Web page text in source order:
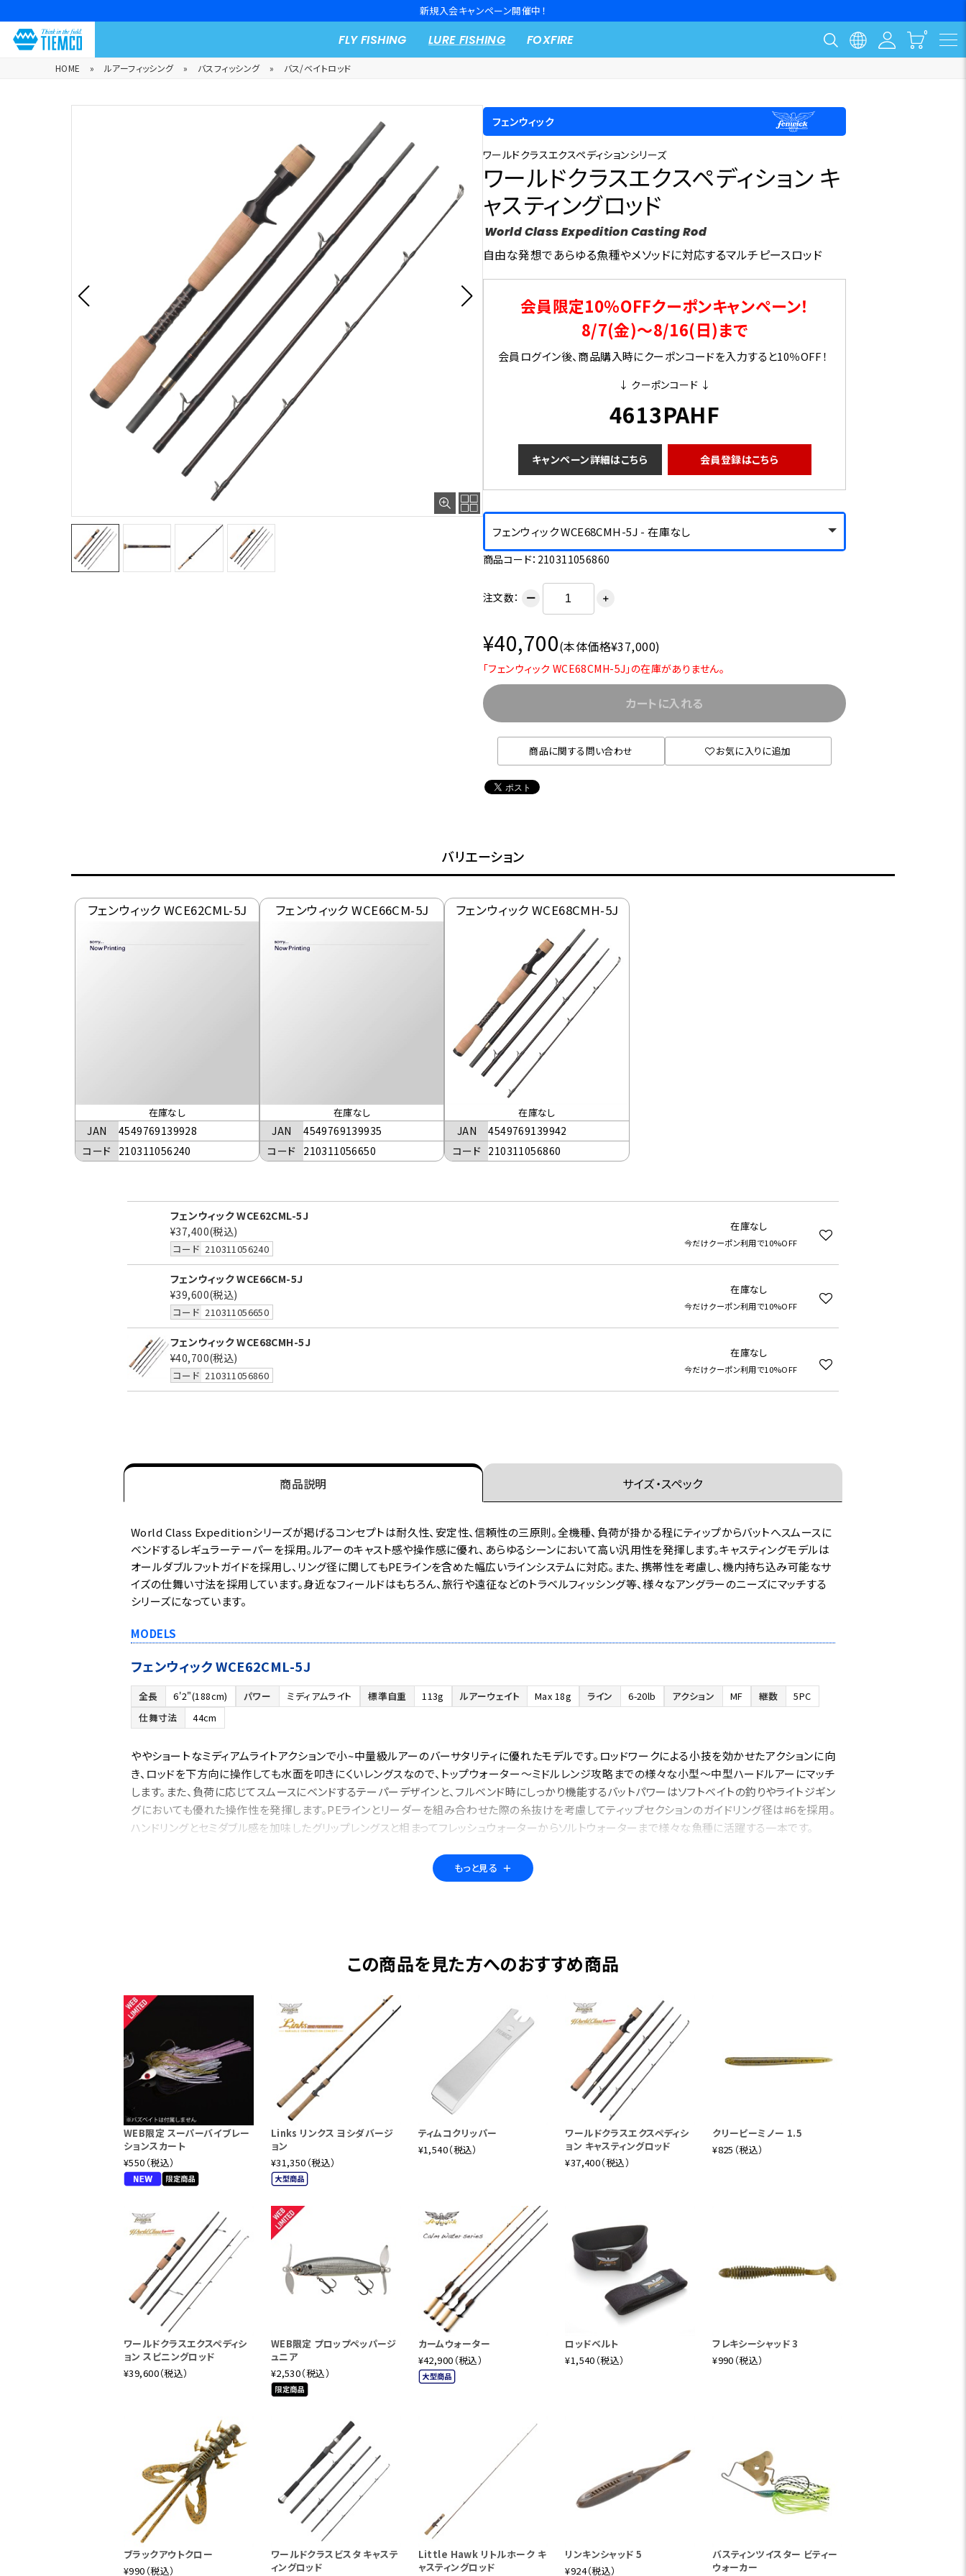
新規入会キャンペーン開催中！
FLY FISHING LURE FISHING FOXFIRE
HOME » ルアーフィッシング » バスフィッシング » バス/ベイトロッド
フェンウィック
ワールドクラスエクスペディションシリーズ
ワールドクラスエクスペディション キ
ャスティングロッド
World Class Expedition Casting Rod
自由な発想であらゆる魚種やメソッドに対応するマルチピースロッド
会員限定10％OFFクーポンキャンペーン！
8/7(金)～8/16(日)まで
会員ログイン後、商品購入時にクーポンコードを入力すると10％OFF！
↓ クーポンコード ↓
4613PAHF
キャンペーン詳細はこちら 会員登録はこちら
フェンウィック WCE68CMH-5J - 在庫なし
商品コード：210311056860
注文数： ー ＋
¥40,700(本体価格¥37,000)
「フェンウィック WCE68CMH-5J」の在庫がありません。
カートに入れる
商品に関する問い合わせ お気に入りに追加
バリエーション
フェンウィック WCE62CML-5J
在庫なし
JAN
4549769139928
コード 210311056240
フェンウィック WCE66CM-5J
在庫なし
JAN
4549769139935
コード 210311056650
フェンウィック WCE68CMH-5J
在庫なし
JAN
4549769139942
コード 210311056860
フェンウィック WCE62CML-5J
¥37,400(税込)
コード 210311056240
在庫なし
今だけクーポン利用で10%OFF
フェンウィック WCE66CM-5J
¥39,600(税込)
コード 210311056650
在庫なし
今だけクーポン利用で10%OFF
フェンウィック WCE68CMH-5J
¥40,700(税込)
コード 210311056860
在庫なし
今だけクーポン利用で10%OFF
商品説明 サイズ・スペック
World Class Expeditionシリーズが掲げるコンセプトは耐久性、安定性、信頼性の三原則。全機種、負荷が掛かる程にティップからバットへスムースに
ベンドするレギュラーテーパーを採用。ルアーのキャスト感や操作感に優れ、あらゆるシーンにおいて高い汎用性を発揮します。キャスティングモデルは
オールダブルフットガイドを採用し、リング径に関してもPEラインを含めた幅広いラインシステムに対応。また、携帯性を考慮し、機内持ち込み可能なサ
イズの仕舞い寸法を採用しています。身近なフィールドはもちろん、旅行や遠征などのトラベルフィッシング等、様々なアングラーのニーズにマッチする
シリーズになっています。
MODELS
フェンウィック WCE62CML-5J
全長 6'2"(188cm) パワー ミディアムライト 標準自重 113g ルアーウェイト Max 18g ライン 6-20lb アクション MF 継数
5PC
仕舞寸法
44cm
ややショートなミディアムライトアクションで小~中量級ルアーのバーサタリティに優れたモデルです。ロッドワークによる小技を効かせたアクションに向
き、ロッドを下方向に操作しても水面を叩きにくいレングスなので、トップウォーター～ミドルレンジ攻略までの様々な小型～中型ハードルアーにマッチ
します。また、負荷に応じてスムースにベンドするテーパーデザインと、フルベンド時にしっかり機能するバットパワーはソフトベイトの釣りやライトジギン
グにおいても優れた操作性を発揮します。PEラインとリーダーを組み合わせた際の糸抜けを考慮してティップセクションのガイドリング径は#6を採用。
ハンドリングとセミダブル感を加味したグリップレングスと相まってフレッシュウォーターからソルトウォーターまで様々な魚種に活躍する一本です。
Fenwickルアーロッドの伝統的なナンバーとして、最も汎用性が高く、センターに位置するレングスとパワーを持つモデルです。中型ハードルアーからソ
がりの頂点がスムースにバットに移行するテーパーデザインと相まって、背負えるルアーウェイトのキャパシティが広く、様々なシチュエーションに適合す
る実力を持ちます。ティップセクションのガイド径には#7を採用し、あらゆるラインシステムに対応。バス、中～大型トラウト、ナマズといったフレッシュウ
ォーターのゲームフィッシュもちろん、シーバスやロックフィッシュなどのソルトウォーターゲーム、海外のゲームフィッシングにも高い適合力をみせま
す。
フェンウィック WCE68CMH-5J
全長 6'8"(203cm) 139g ルアーウェイト Max 57g ライン 10-30lb アクション MF
仕舞寸法
中～重量級ルアーや、カバーゲームに幅広く適合するミディアムヘビーアクションモデルです。1.5oz前後のビッグベイト、ディープダイバーやアラバマリ
グの様な引き抵抗が大きなルアー、3/8～1.5oz前後のシンカーを用いたテキサスリグやラバージグ、メタルジグまで、様々なルアーやシチュエーション
にマッチするバーサタリティを持ちます。フレッシュウォーターはもちろん、ソルトウォーター、海外の大型魚まで多彩なゲームに対応するパワーとマルチ
ピースであることを感じさせないスムース且つトルクフルなテーパーが魅力の一本です。ガイドセッティングに関してもトップガイドリングに#7を採用し
たオリジナルセッティングを採用。あらゆる太さのラインシステムに対応します。
もっと見る ＋
この商品を見た方へのおすすめ商品
WEB限定 スーパーバイブレー
ションスカート
¥550（税込）
Links リンクス ヨシダバージ
ョン
¥31,350（税込）
ティムコクリッパー
¥1,540（税込）
ワールドクラスエクスペディシ
ョン キャスティングロッド
¥37,400（税込）
クリーピーミノー 1.5
¥825（税込）
ワールドクラスエクスペディシ
ョン スピニングロッド
¥39,600（税込）
WEB限定 プロップペッパージ
ュニア
¥2,530（税込）
カームウォーター
¥42,900（税込）
ロッドベルト
¥1,540（税込）
フレキシーシャッド 3
¥990（税込）
ブラックアウトクロー
¥990（税込）
ワールドクラスビスタ キャステ
ィングロッド
Little Hawk リトルホーク キ
ャスティングロッド
リンキンシャッド 5
¥924（税込）
バスティンツイスター ビティー
ウォーカー